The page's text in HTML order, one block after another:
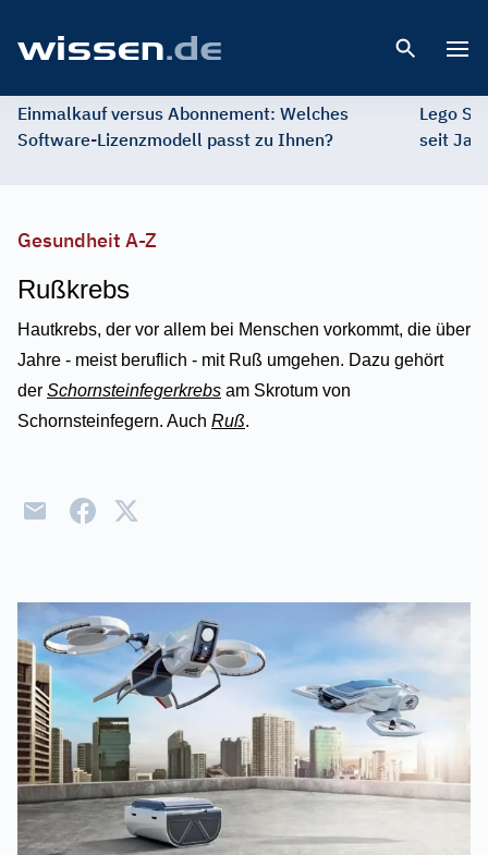
Einmalkauf versus Abonnement: Welches
Software-Lizenzmodell passt zu Ihnen?
Lego
seit
Gesundheit A-Z
Rußkrebs
Hautkrebs, der vor allem bei Menschen vorkommt, die über
Jahre - meist beruflich - mit Ruß umgehen. Dazu gehört
der Schornsteinfegerkrebs am Skrotum von
Schornsteinfegern. Auch Ruß.